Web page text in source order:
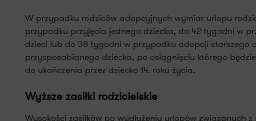
W przypadku rodziców adopcyjnych wymiar urlopu
przypadku przyjęcia jednego dziecka, do 42 tygodni w
dzieci lub do 38 tygodni w przypadku adopcji starszego
przysposabianego dziecka, po osiągnięciu którego
do ukończenia przez dziecko 14. roku życia.
Wyższe zasiłki rodzicielskie
Wysokości zasiłków po wydłużeniu urlopów związanych